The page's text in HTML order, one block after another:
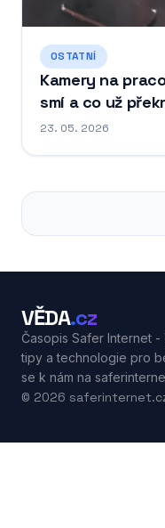
OSTATNÍ
Kamery na
smí a co už
23. 05. 2026
VĚDA.cz
Časopis Safer Internet -
tipy a technologie pro
se k nám na
© 2026